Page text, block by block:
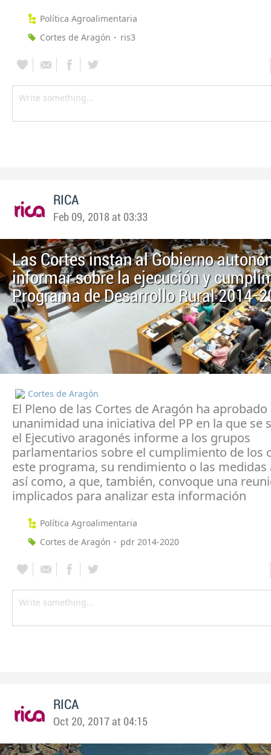
Política Agroalimentaria
Cortes de Aragón
ris3
RICA
Feb 09, 2018 at 03:33
Las Cortes instan al Gobierno
informar sobre la ejecución y
Programa de Desarrollo Rural 2014-
Cortes de Aragón
El Pleno de las Cortes de Aragón ha
unanimidad una iniciativa del PP en la que se
el Ejecutivo aragonés informe a los grupos
parlamentarios sobre el cumplimiento de los
este programa, su rendimiento o las medidas
así como, a que, también, convoque una
implicados para analizar esta información
Política Agroalimentaria
Cortes de Aragón
pdr 2014-2020
RICA
Oct 20, 2017 at 04:15